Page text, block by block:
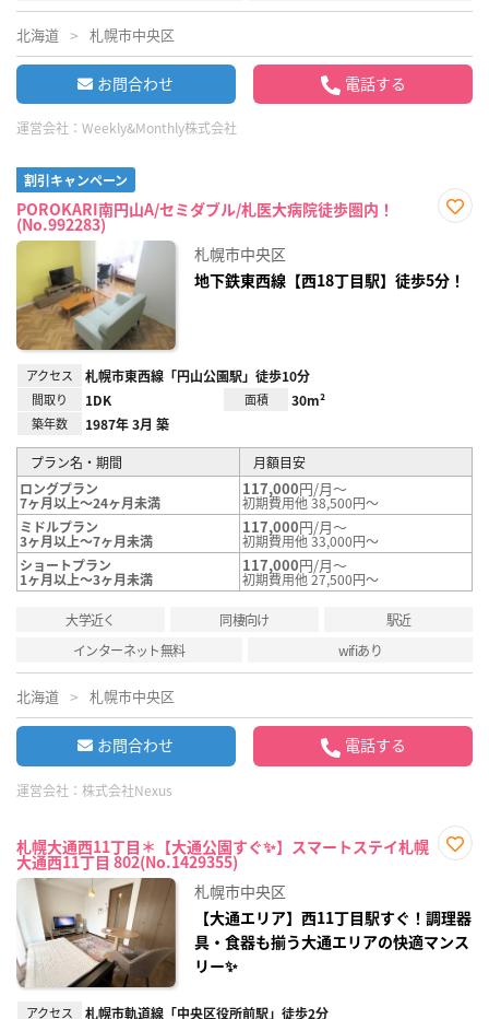
北海道 札幌市中央区
お問合わせ 電話する
運営会社： Weekly&Monthly株式会社
割引キャンペーン
POROKARI南円山A/セミダブル/札医大病院徒歩圏内！
(No.992283)
録
札幌市中央区
地下鉄東西線【西18丁目駅】徒歩5分！
アクセス 札幌市東西線「円山公園駅」徒歩10分
間取り 1DK 面積 30m²
築年数 1987年 3月 築
プラン名・期間
月額目安
ロングプラン
7ヶ月以上～24ヶ月未満
117,000円/月～
初期費用他 38,500円～
ミドルプラン
3ヶ月以上～7ヶ月未満
117,000円/月～
初期費用他 33,000円～
ショートプラン
1ヶ月以上～3ヶ月未満
117,000円/月～
初期費用他 27,500円～
大学近く 同棲向け
駅近
インターネット無料
wifiあり
北海道 札幌市中央区
お問合わせ 電話する
運営会社： 株式会社Nexus
札幌大通西11丁目＊【大通公園すぐ✨】スマートステイ札幌
大通西11丁目 802(No.1429355)
録
札幌市中央区
【大通エリア】西11丁目駅すぐ！調理器
具・食器も揃う大通エリアの快適マンス
リー✨
アクセス 札幌市軌道線「中央区役所前駅」徒歩2分